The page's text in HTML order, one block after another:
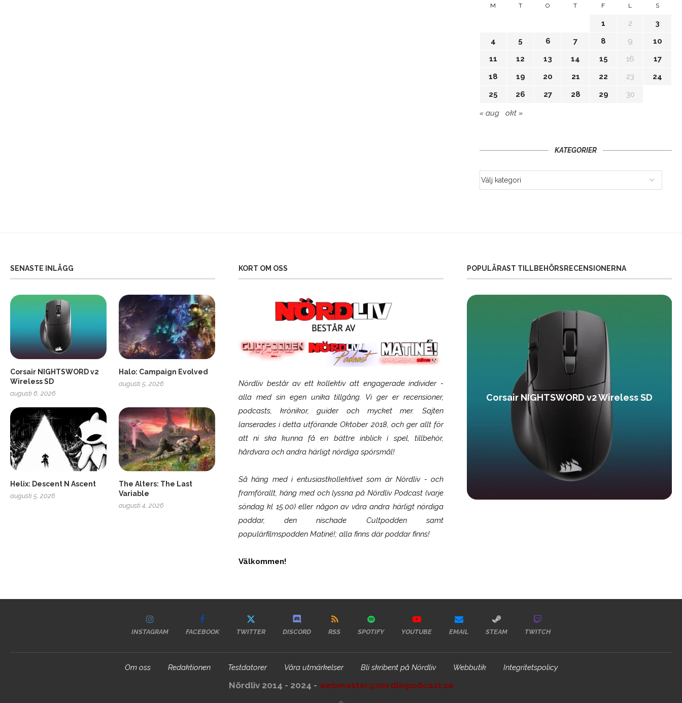
M T O T F L S
1 2
3
4
5 6 7 8 9
10
11
12 13 14 15 16
17
18
19 20 21 22 23
24
25
26 27 28 29 30
« aug okt »
KATEGORIER
SENASTE INLÄGG
Corsair NIGHTSWORD v2
Wireless SD
augusti 6, 2026
Halo: Campaign Evolved
augusti 5, 2026
Helix: Descent N Ascent
augusti 5, 2026
The Alters: The Last
Variable
augusti 4, 2026
KORT OM OSS
Nördliv består av ett kollektiv att engagerade individer -
alla med sin egen unika tillgång. Vi ger er recensioner,
podcasts, krönikor, guider och mycket mer. Sajten
lanserades i detta utförande Oktober 2018, och ger allt för
att ni ska kunna få en bättre inblick i spel, tillbehör,
hårdvara och andra härligt nördiga spörsmål!
Så häng med i entusiastkollektivet som ärNördliv- och
framförallt, häng med och lyssna på Nördliv Podcast (varje
söndag kl 15.00) eller någon av våra andra härligt nördiga
poddar, den nischade Cultpodden samt
populärfilmspodden Matiné!; alla finns där poddar finns!
Välkommen!
POPULÄRAST TILLBEHÖRSRECENSIONERNA
SCUF Gaming Omega Corsair NIGHTSWORD v2 Wireless SD
INSTAGRAM FACEBOOK TWITTER DISCORD RSS SPOTIFY YOUTUBE EMAIL STEAM TWITCH
Om oss Redaktionen Testdatorer Våra utmärkelser Bli skribent på Nördliv Webbutik Integritetspolicy
Nördliv 2014 - 2024 - webmaster@nordlivpodcast.se